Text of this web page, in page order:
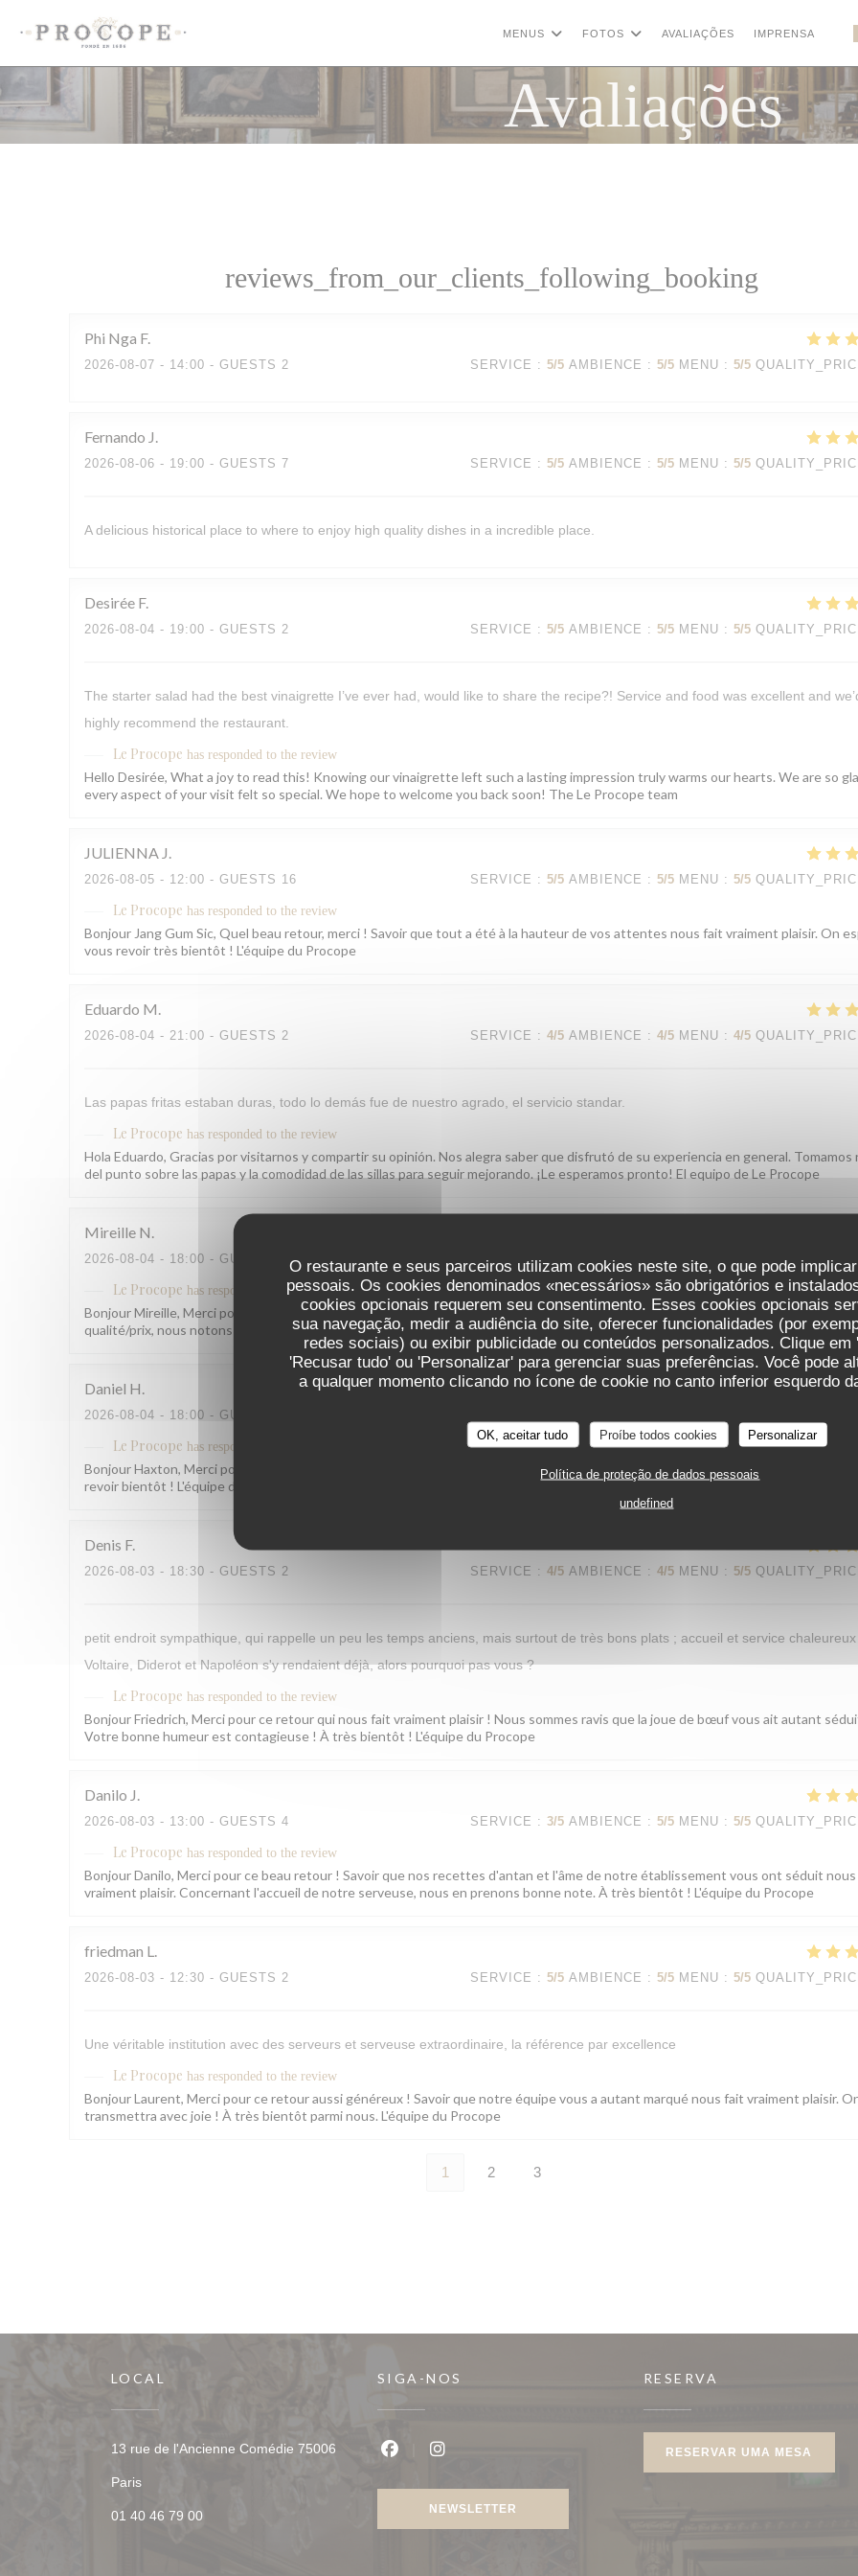
Painel de Gerenciamento de Cookies
O restaurante e seus parceiros utilizam cookies neste site, o que pode
pessoais. Os cookies denominados «necessários» são obrigatórios e
cookies opcionais requerem seu consentimento. Esses cookies opcionais
sua navegação, medir a audiência do site, oferecer funcionalidades (por
redes sociais) ou exibir publicidade ou conteúdos personalizados. Clique em
'Recusar tudo' ou 'Personalizar' para gerenciar suas preferências. Você pode
a qualquer momento clicando no ícone de cookie no canto inferior esquerdo
OK, aceitar tudo Proíbe todos cookies Personalizar
Política de proteção de dados pessoais
undefined
MENUS FOTOS AVALIAÇÕES
IMPRENSA
Avaliações
reviews_from_our_clients_following_booking
Phi Nga F
2026-08-07 - 14:00 - GUESTS 2 SERVICE : 5/5 AMBIENCE : 5/5 MENU : 5/5
Fernando J
2026-08-06 - 19:00 - GUESTS 7 SERVICE : 5/5 AMBIENCE : 5/5 MENU : 5/5
A delicious historical place to where to enjoy high quality dishes in a incredible place.
Desirée F
2026-08-04 - 19:00 - GUESTS 2 SERVICE : 5/5 AMBIENCE : 5/5 MENU : 5/5
The starter salad had the best vinaigrette I’ve ever had, would like to share the recipe?! Service and food was excellent and
highly recommend the restaurant.
Le Procope has responded to the review
Hello Desirée, What a joy to read this! Knowing our vinaigrette left such a lasting impression truly warms our hearts. We are so
every aspect of your visit felt so special. We hope to welcome you back soon! The Le Procope team
JULIENNA J
2026-08-05 - 12:00 - GUESTS 16 SERVICE : 5/5 AMBIENCE : 5/5 MENU : 5/5
Le Procope has responded to the review
Bonjour Jang Gum Sic, Quel beau retour, merci ! Savoir que tout a été à la hauteur de vos attentes nous fait vraiment plaisir. On
vous revoir très bientôt ! L'équipe du Procope
Eduardo M
2026-08-04 - 21:00 - GUESTS 2 SERVICE : 4/5 AMBIENCE : 4/5 MENU : 4/5
Las papas fritas estaban duras, todo lo demás fue de nuestro agrado, el servicio standar.
Le Procope has responded to the review
Hola Eduardo, Gracias por visitarnos y compartir su opinión. Nos alegra saber que disfrutó de su experiencia en general. Tomamos
del punto sobre las papas y la comodidad de las sillas para seguir mejorando. ¡Le esperamos pronto! El equipo de Le Procope
Mireille N
2026-08-04 - 18:00 - GUESTS 2 SERVICE: AMBIENCE /5 MENU
Le Procope has responded to the review
Bonjour Mireille, Merci pour ce retour ! Nous sommes ravis que le service et l'ambiance vous aient plu. Concernant la cuisine et le
qualité/prix, nous notons vos remarques et allons y travailler sérieusement. Nous espérons vous revoir bientôt. L'équipe du
Daniel H
2026-08-04 - 18:00 - GUESTS 2
Le Procope has responded to the review
Bonjour Haxton, Merci pour ce beau retour ! Savoir que tout a été à la hauteur de vos attentes nous fait vraiment plaisir. On
revoir bientôt ! L'équipe du Procope
Denis F
2026-08-03 - 18:30 - GUESTS 2 SERVICE : 4/5 AMBIENCE : 4/5 MENU : 5/5
petit endroit sympathique, qui rappelle un peu les temps anciens, mais surtout de très bons plats ; accueil et service chaleureux
Voltaire, Diderot et Napoléon s'y rendaient déjà, alors pourquoi pas vous ?
Le Procope has responded to the review
Bonjour Friedrich, Merci pour ce retour qui nous fait vraiment plaisir ! Nous sommes ravis que la joue de bœuf vous ait autant
Votre bonne humeur est contagieuse ! À très bientôt ! L'équipe du Procope
Danilo J
2026-08-03 - 13:00 - GUESTS 4 SERVICE : 3/5 AMBIENCE : 5/5 MENU : 5/5
Le Procope has responded to the review
Bonjour Danilo, Merci pour ce beau retour ! Savoir que nos recettes d'antan et l'âme de notre établissement vous ont séduit
vraiment plaisir. Concernant l'accueil de notre serveuse, nous en prenons bonne note. À très bientôt ! L'équipe du Procope
friedman L
2026-08-03 - 12:30 - GUESTS 2 SERVICE : 5/5 AMBIENCE : 5/5 MENU : 5/5
Une véritable institution avec des serveurs et serveuse extraordinaire, la référence par excellence
Le Procope has responded to the review
Bonjour Laurent, Merci pour ce retour aussi généreux ! Savoir que notre équipe vous a autant marqué nous fait vraiment plaisir.
transmettra avec joie ! À très bientôt parmi nous. L'équipe du Procope
1 2 3
LOCAL
13 rue de l'Ancienne Comédie 75006
Paris((abre numa nova janela))
01 40 46 79 00
SIGA-NOS
NEWSLETTER
RESERVA
RESERVAR UMA MESA